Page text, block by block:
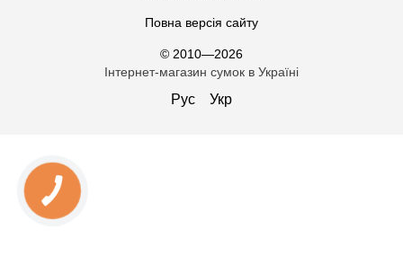
Повна версія сайту
© 2010—2026
Інтернет-магазин сумок в Україні
Рус Укр